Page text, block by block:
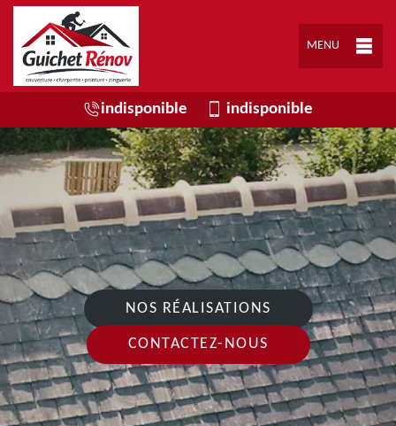
MENU
indisponible indisponible
NOS RÉALISATIONS
CONTACTEZ-NOUS